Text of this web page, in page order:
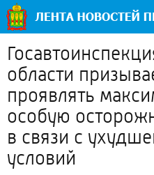
области
проявлять
особую
в связи с
условий